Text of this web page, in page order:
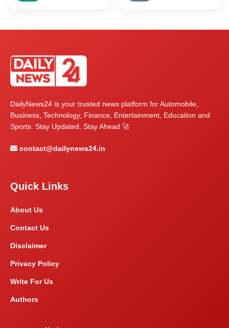
DailyNews24 is your trusted news platform for Automobile,
Business, Technology, Finance, Entertainment, Education and
Sports. Stay Updated, Stay Ahead 🚀
contact@dailynews24.in
Quick Links
About Us
Contact Us
Disclaimer
Privacy Policy
Write For Us
Authors